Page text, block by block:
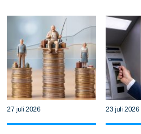
27 juli 2026 23 juli 2026